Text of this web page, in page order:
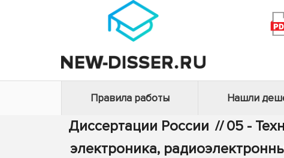
Правила работы Нашли
Диссертации России // 05 -
электроника,